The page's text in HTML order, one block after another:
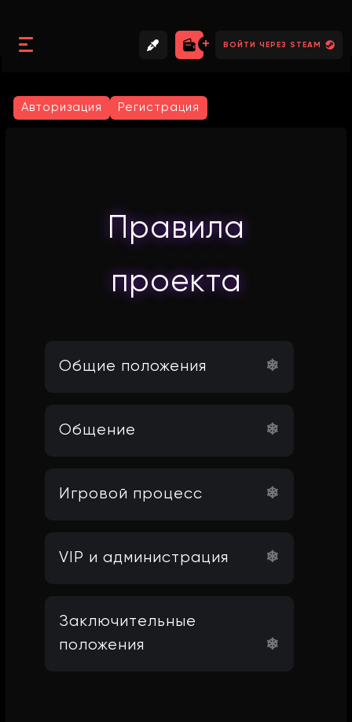
ВОЙТИ ЧЕРЕЗ STEAM
Авторизация Регистрация
Правила
проекта
Общие положения
Общение
Игровой процесс
VIP и администрация
Заключительные
положения